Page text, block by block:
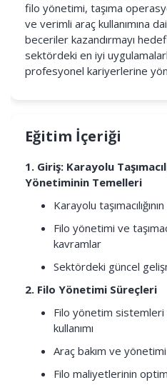
filo yönetimi, taşıma
ve verimli araç kullanımına
beceriler kazandırmayı
sektördeki en iyi
profesyonel kariyerlerine
Eğitim İçeriği
1. Giriş: Karayolu
Yönetiminin Temelleri
Karayolu
Filo yönetimi ve
kavramlar
Sektördeki güncel
2. Filo Yönetimi Süreçleri
Filo yönetim sistemleri
kullanımı
Araç bakım ve yönetimi
Filo maliyetlerinin